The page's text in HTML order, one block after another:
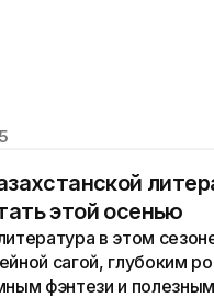
этой осенью
в этом
сагой, глубоким
фэнтези и